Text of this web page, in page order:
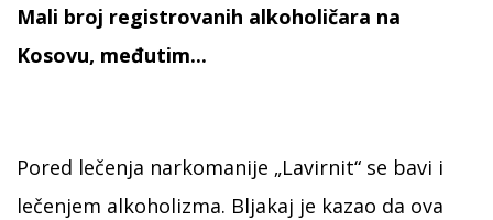
Mali broj registrovanih alkoholičara na
Kosovu, međutim...
Pored lečenja narkomanije „Lavirnit“ se bavi i
lečenjem alkoholizma. Bljakaj je kazao da ova